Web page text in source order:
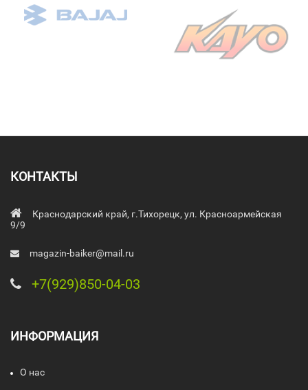
КОНТАКТЫ
Краснодарский край, г.Тихорецк, ул. Красноармейская
9/9
magazin-baiker@mail.ru
+7(929)850-04-03
ИНФОРМАЦИЯ
О нас